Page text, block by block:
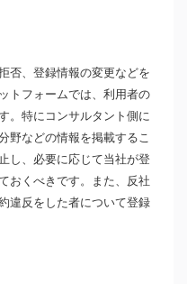
否、登録情報の変更などを
トフォームでは、利用者の
。特にコンサルタント側に
野などの情報を掲載するこ
し、必要に応じて当社が登
おくべきです。また、反社
違反をした者について登録